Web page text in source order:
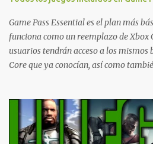
- Argentina Ofertas - Chile Ofertas -
Ofertas - Estados Unidos Ofertas -
Xbox One también aplican a Xbox
Game Pass Essential es el plan más
funciona como un reemplazo de Xbox
usuarios tendrán acceso a los mismos
Core que ya conocían, así como
que están en Xbox y PC, que van
personajes, paquetes de armas hasta
más para diferentes títulos. Todas